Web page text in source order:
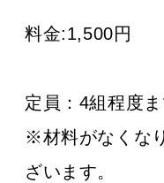
料金:1,500円
定員：4組程度
※材料がなくな
ざいます。